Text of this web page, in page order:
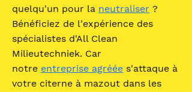
quelqu'un pour la neutraliser ?
Bénéficiez de l'expérience des
spécialistes d'All Clean
Milieutechniek. Car
notre entreprise agréée s'attaque à
votre citerne à mazout dans les